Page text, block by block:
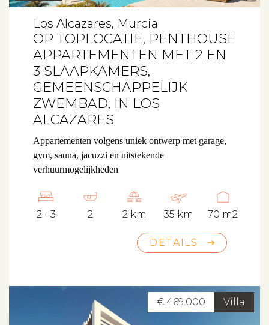
Los Alcazares, Murcia
OP TOPLOCATIE, PENTHOUSE
APPARTEMENTEN MET 2 EN
3 SLAAPKAMERS,
GEMEENSCHAPPELIJK
ZWEMBAD, IN LOS
ALCAZARES
Appartementen volgens uniek ontwerp met garage,
gym, sauna, jacuzzi en uitstekende
verhuurmogelijkheden
2 - 3 2 2 km 35 km 70 m2
DETAILS
Villa
€ 469.000